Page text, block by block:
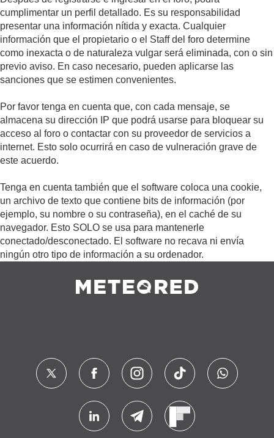
cumplimentar un perfil detallado. Es su responsabilidad
presentar una información nítida y exacta. Cualquier
información que el propietario o el Staff del foro determine
como inexacta o de naturaleza vulgar será eliminada, con o sin
previo aviso. En caso necesario, pueden aplicarse las
sanciones que se estimen convenientes.
Por favor tenga en cuenta que, con cada mensaje, se
almacena su dirección IP que podrá usarse para bloquear su
acceso al foro o contactar con su proveedor de servicios a
internet. Esto solo ocurrirá en caso de vulneración grave de
este acuerdo.
Tenga en cuenta también que el software coloca una cookie,
un archivo de texto que contiene bits de información (por
ejemplo, su nombre o su contraseña), en el caché de su
navegador. Esto SOLO se usa para mantenerle
conectado/desconectado. El software no recava ni envía
ningún otro tipo de información a su ordenador.